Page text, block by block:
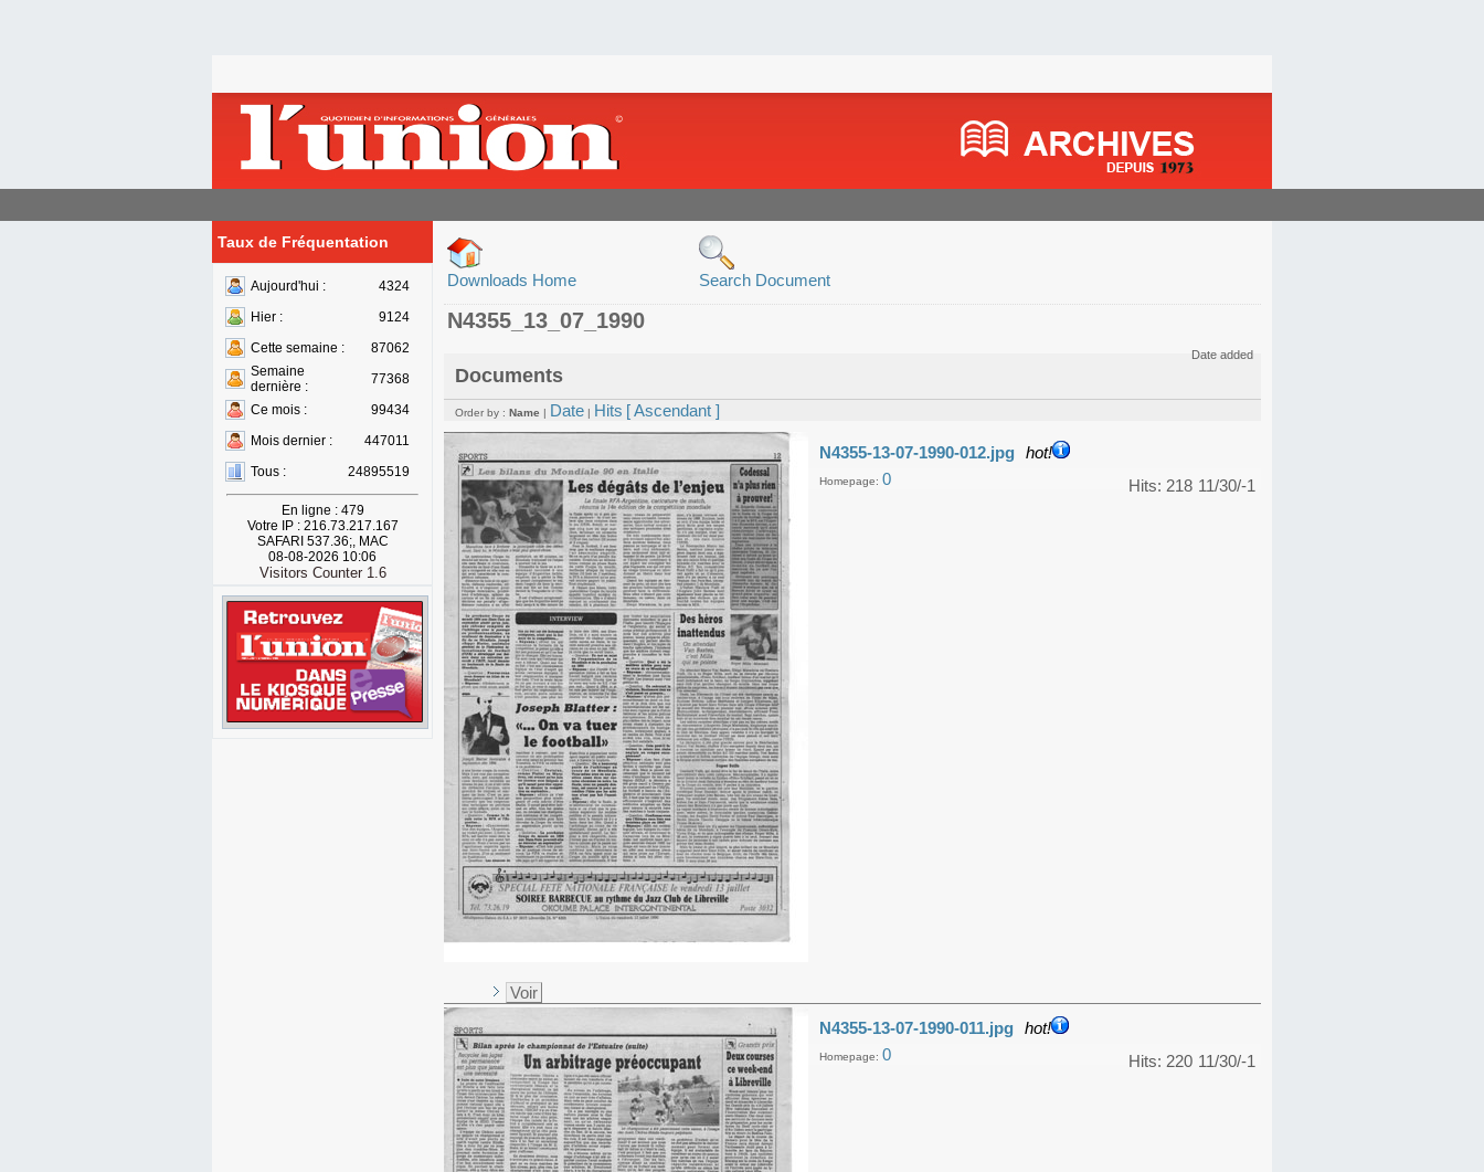
Taux de Fréquentation
Aujourd'hui :
4324
Hier :
9124
Cette semaine :
87062
Semaine
dernière :
77368
Ce mois :
99434
Mois dernier :
447011
Tous :
24895519
En ligne : 479
Votre IP : 216.73.217.167
SAFARI 537.36;, MAC
08-08-2026 10:06
Visitors Counter 1.6
Downloads Home Search Document
N4355_13_07_1990
Documents
Date added
Order by : Name | Date | Hits [ Ascendant ]
N4355-13-07-1990-012.jpg hot!
11/30/-1
Hits: 218
Homepage: 0
Voir
N4355-13-07-1990-011.jpg hot!
11/30/-1
Hits: 220
Homepage: 0